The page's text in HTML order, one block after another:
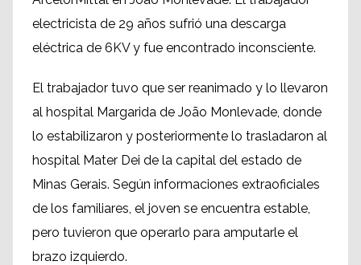
electricista de 29 años sufrió una descarga
eléctrica de 6KV y fue encontrado inconsciente.
El trabajador tuvo que ser reanimado y lo llevaron
al hospital Margarida de João Monlevade, donde
lo estabilizaron y posteriormente lo trasladaron al
hospital Mater Dei de la capital del estado de
Minas Gerais. Según informaciones extraoficiales
de los familiares, el joven se encuentra estable,
pero tuvieron que operarlo para amputarle el
brazo izquierdo.